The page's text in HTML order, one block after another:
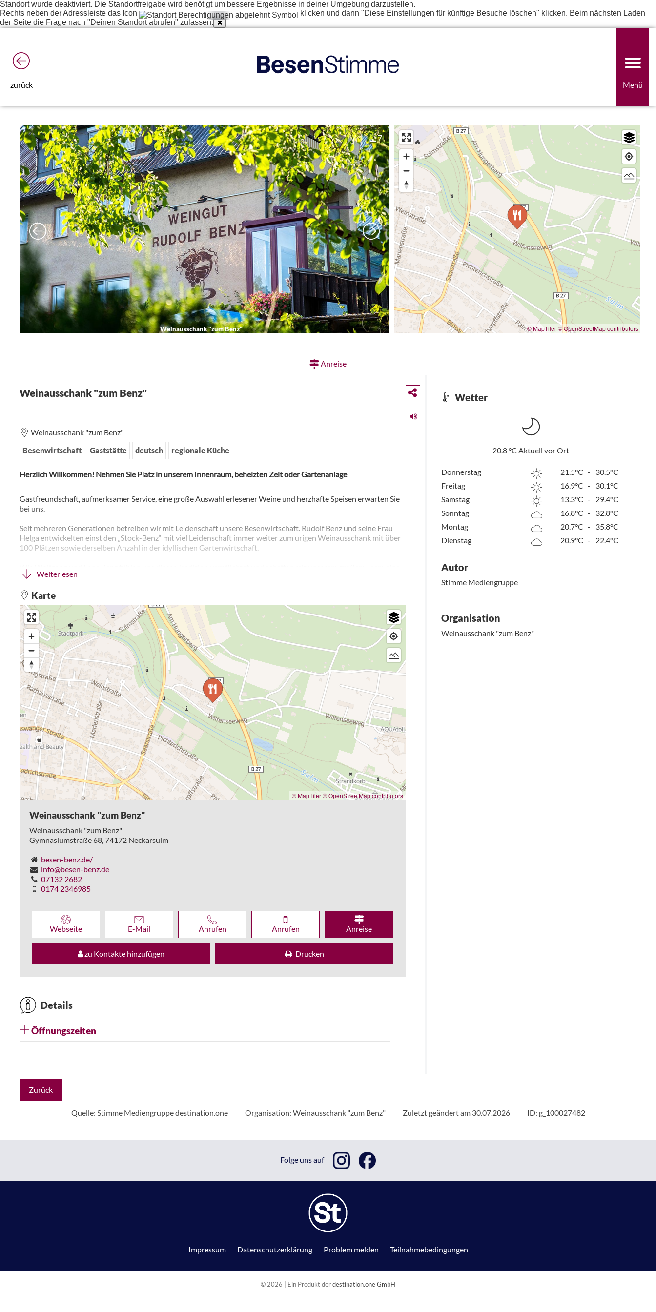
Standort wurde deaktiviert. Die Standortfreigabe wird benötigt um bessere Ergebnisse in deiner Umgebung darzustellen.
Rechts neben der Adressleiste das Icon
klicken und dann "Diese Einstellungen für künftige Besuche löschen" klicken. Beim nächsten Laden
der Seite die Frage nach "Deinen Standort abrufen" zulassen.
zurück Menü
Weinausschank "zum Benz"
7
© MapTiler© OpenStreetMap contributors
Anreise
Weinausschank "zum Benz"
Weinausschank "zum Benz"
Besenwirtschaft
Gaststätte deutsch regionale Küche
Herzlich Willkommen! Nehmen Sie Platz in unserem Innenraum, beheizten Zelt oder Gartenanlage
Gastfreundschaft, aufmerksamer Service, eine große Auswahl erlesener Weine und herzhafte Speisen erwarten Sie
bei uns.
Seit mehreren Generationen betreiben wir mit Leidenschaft unsere Besenwirtschaft. Rudolf Benz und seine Frau
Helga entwickelten einst den „Stock-Benz“ mit viel Leidenschaft immer weiter zum urigen Weinausschank mit über
100 Plätzen sowie derselben Anzahl in der idyllischen Gartenwirtschaft.
Wir, Wolfgang und Lena Benz fühlen uns dieser Tradition verpflichtet und schaffen mit unserem großem Team eine
familiäre Atmosphäre, in der sich jeder Gast gleich wie zuhause fühlt. Ob groß oder klein, alle sind herzlich
Weiterlesen
Karte
© MapTiler © OpenStreetMap contributors
Weinausschank "zum Benz"
Weinausschank "zum Benz"
Gymnasiumstraße 68, 74172 Neckarsulm
besen-benz.de/
info@besen-benz.de
07132 2682
0174 2346985
Webseite E-Mail Anrufen Anrufen Anreise
zu Kontakte hinzufügen Drucken
Details
Öffnungszeiten
Wetter
20.8°C Aktuell vor Ort
Donnerstag 21.5°C -
30.5°C
Freitag
16.9°C -
30.1°C
Samstag
13.3°C -
29.4°C
Sonntag
16.8°C -
32.8°C
Montag
20.7°C -
35.8°C
Dienstag
20.9°C - 22.4°C
Autor
Stimme Mediengruppe
Organisation
Weinausschank "zum Benz"
Zurück
Quelle: Stimme Mediengruppedestination.one Organisation: Weinausschank "zum Benz" Zuletzt geändert am 30.07.2026 ID: g_100027482
Folge uns auf
Impressum Datenschutzerklärung Problem melden Teilnahmebedingungen
© 2026 | Ein Produkt derdestination.one GmbH